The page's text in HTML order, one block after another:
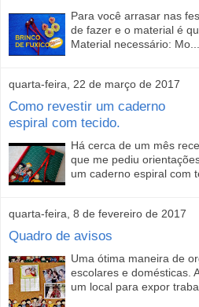
Para você arrasar nas
de fazer e o material é
Material necessário: Mo...
quarta-feira, 22 de março de 2017
Como revestir um caderno
espiral com tecido.
Há cerca de um mês
que me pediu
um caderno espiral com
quarta-feira, 8 de fevereiro de 2017
Quadro de avisos
Uma ótima maneira de
escolares e domésticas.
um local para expor